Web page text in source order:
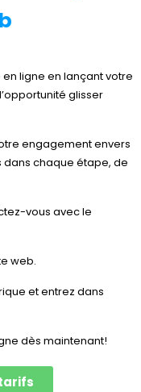
ligne en lançant votre
glisser
engagement envers
chaque étape, de
vous avec le
web.
et entrez dans
dès maintenant!